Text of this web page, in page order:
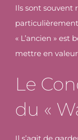
Ils sont souvent
« L’ancien » est
mettre en
Le
du «